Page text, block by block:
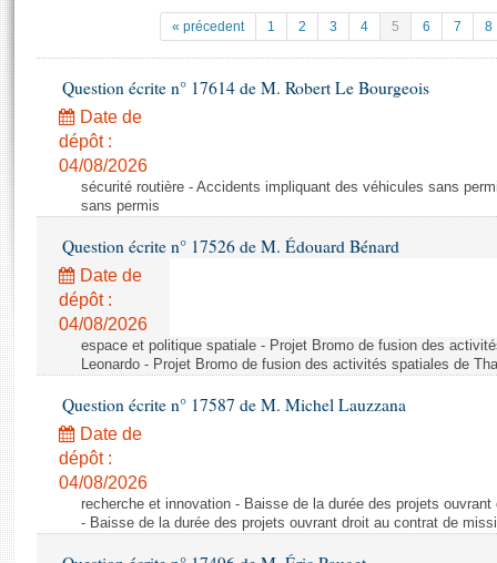
Projets de loi
Propositions de loi
Amendements
Textes adoptés
Rapports législatifs
Rapports sur l'application des lois
Baromètre de l’application des lois
Dossiers législatifs
Budget et sécurité sociale
Questions écrites et orales
Comptes rendus des débats
Documents de référence
( Constitution | Règlement de l'Assemblée ... )
Histoire
Juniors
Anciennes législatures
La Bibliothèque
Contacts et plan d'accès
Photos libres de droit
« précedent 1 2 3 4 5 6 7 8
Question écrite n° 17614 de M. Robert Le Bourgeois
Date de
dépôt :
04/08/2026
sécurité routière - Accidents impliquant des véhicules sans
sans permis
Question écrite n° 17526 de M. Édouard Bénard
Date de
dépôt :
04/08/2026
espace et politique spatiale - Projet Bromo de fusion des
Leonardo - Projet Bromo de fusion des activités spatiales de
Question écrite n° 17587 de M. Michel Lauzzana
Date de
dépôt :
04/08/2026
recherche et innovation - Baisse de la durée des projets
- Baisse de la durée des projets ouvrant droit au contrat de